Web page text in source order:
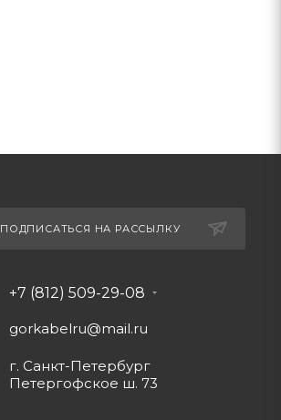
ПОДПИСАТЬСЯ НА РАССЫЛКУ
+7 (812) 509-29-08
gorkabelru@mail.ru
г. Санкт-Петербург
Петергофское ш. 73